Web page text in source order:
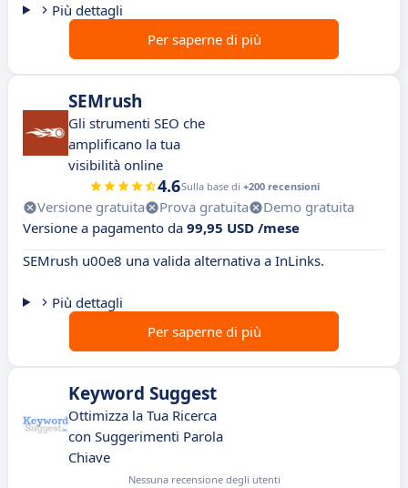
Più dettagli
Per saperne di più
SEMrush
Gli strumenti SEO che
amplificano la tua
visibilità online
4.6Sulla base di +200 recensioni
Versione gratuita Prova gratuita
Demo gratuita
Versione a pagamento da 99,95 USD /mese
SEMrush u00e8 una valida alternativa a InLinks.
Più dettagli
Per saperne di più
Keyword Suggest
Ottimizza la Tua Ricerca
con Suggerimenti Parola
Chiave
Nessuna recensione degli utenti